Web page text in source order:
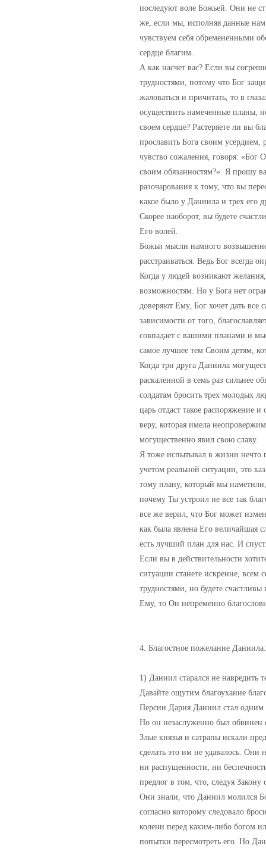
последуют воле Божьей. Они не
же, если мы, исполняя данные
чувствуем себя обремененными
сердце благим.
А как насчет вас? Если вы
трудностями, потому что Бог
жаловаться и причитать, то в
осуществить намеченные планы,
своем сердце? Растеряете ли вы
прославить Бога своим
чувство сожаления, говоря: «Бог
своим обязанностям?». Я прошу
разочарования к тому, что вы
какое было у Даниила и трех его
Скорее наоборот, вы будете
Его волей.
Божьи мысли намного
расстраиваться. Ведь Бог всегда
Когда у людей возникают
возможностям. Но у Бога нет
доверяют Ему, Бог хочет дать все
зависимости от того,
совпадает с вашими планами и
самое лучшее тем Своим детям,
Когда три друга Даниила
раскаленной в семь раз сильнее
солдатам бросить трех молодых
царь отдаст такое распоряжение
веру, которая имела
могущественно явил свою славу.
Я тоже испытывал в жизни нечто
учетом реальной ситуации, это
тому плану, который мы
почему Ты устроил не все так
все же верил, что Бог может
как была явлена Его величайшая
есть лучший план для нас. И
Если вы в действительности
ситуации станете искренне, всем
трудностями, но будете
Ему, то Он непременно
4. Благостное пожелание
1) Даниил старался не навредить
Давайте ощутим благоухание
Персии Дария Даниил стал одним
Но он незаслуженно был
Злые князья и сатрапы искали
сделать это им не удавалось.
ни распущенности, ни
предлог в том, что, следуя
Они знали, что Даниил молился
согласно которому следовало
колени перед каким-либо богом
попытки пересмотреть его. Но